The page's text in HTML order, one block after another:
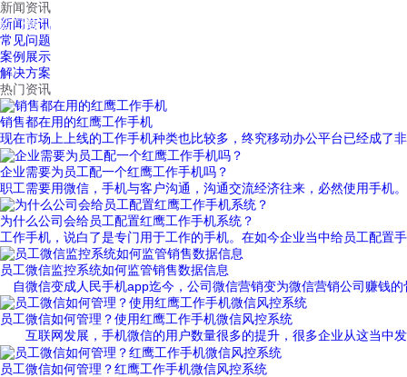
红鹰工作手机
新闻资讯
新闻资讯
常见问题
案例展示
解决方案
热门资讯
销售都在用的红鹰工作手机
现在市场上上线的工作手机种类也比较多，终究移动办公平台已经成了
企业需要为员工配一个红鹰工作手机吗？
职工需要用微信，手机与客户沟通，沟通交流经济往来，必然使用手机
为什么公司会给员工配置红鹰工作手机系统？
工作手机，说白了是专门用于工作的手机。在如今企业当中给员工配置
员工微信监控系统如何监管销售数据信息
自微信变成人民手机app迄今，公司微信营销变为微信营销公司赚钱
员工微信如何管理？使用红鹰工作手机微信风控系统
互联网发展，手机微信的用户数量很多的提升，很多企业从这当中
员工微信如何管理？红鹰工作手机微信风控系统